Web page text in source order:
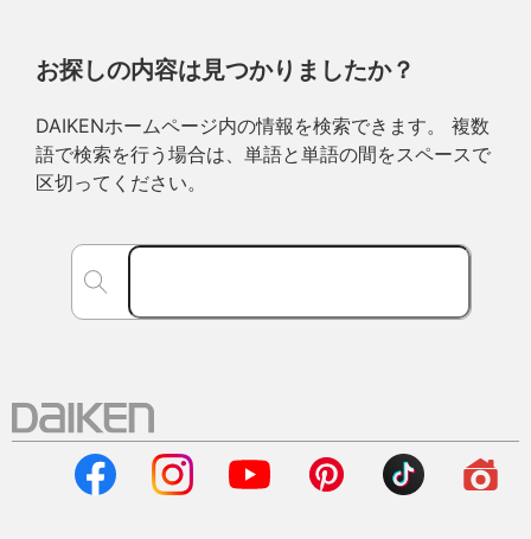
お探しの内容は見つかりましたか？
DAIKENホームページ内の情報を検索できます。 複数
語で検索を行う場合は、単語と単語の間をスペースで
区切ってください。